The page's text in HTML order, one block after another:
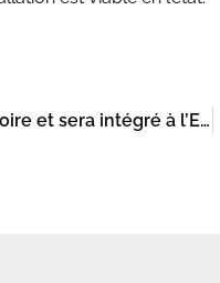
A partir du 1er juin 2020 le PEB devient obligatoire et sera intégré à l’ERP.